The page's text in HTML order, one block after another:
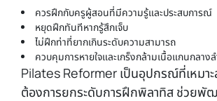
ควรฝึกกับครูผู้สอนที่มีความรู้และประสบการณ์
หยุดฝึกทันทีหากรู้สึกเจ็บ
ไม่ฝึกท่าที่ยากเกินระดับความสามารถ
ควบคุมการหายใจและเกร็งกล้ามเนื้อแกนกลา
Pilates Reformer เป็นอุปกรณ์ที่เหมา
ต้องการยกระดับการฝึกพิลาทิส ช่วยพั